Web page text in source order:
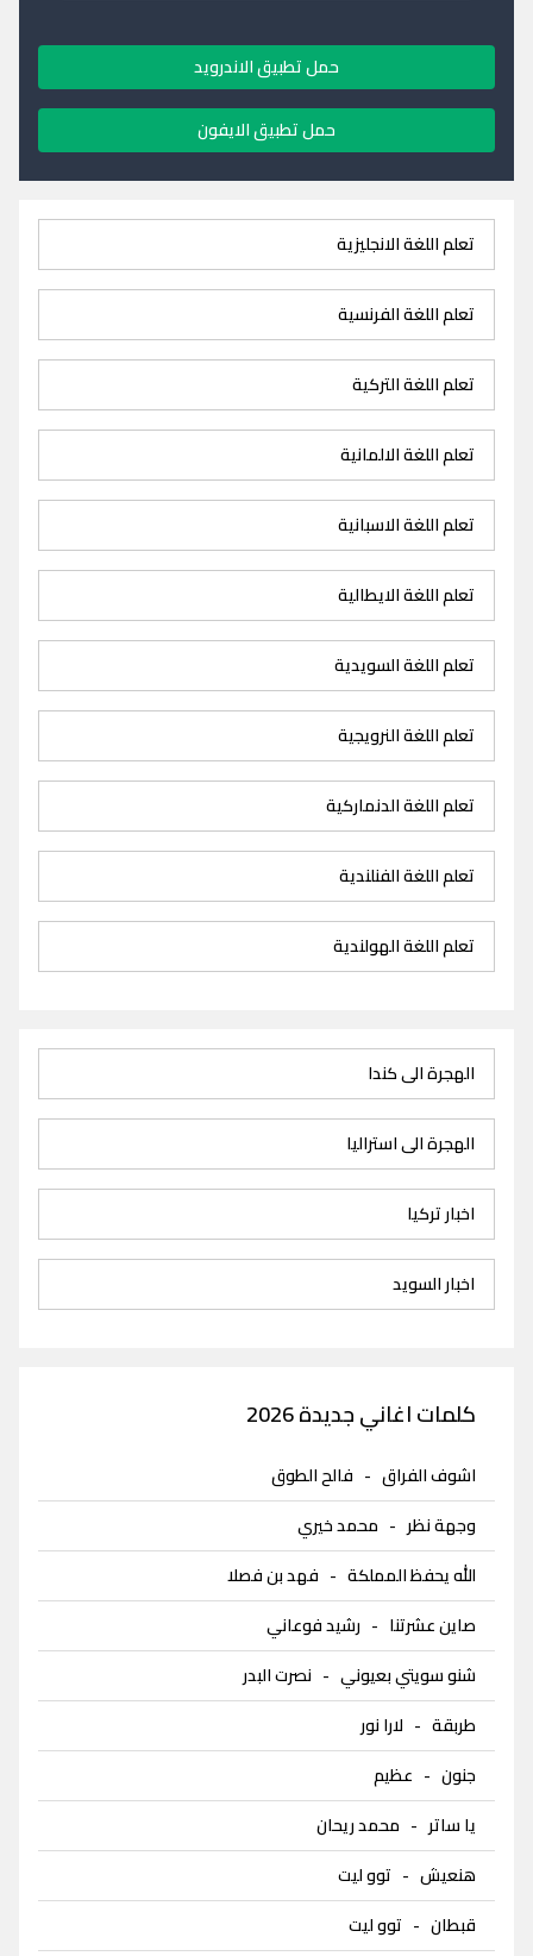
حمل تطبيق الاندرويد
حمل تطبيق الايفون
تعلم اللغة الانجليزية
تعلم اللغة الفرنسية
تعلم اللغة التركية
تعلم اللغة الالمانية
تعلم اللغة الاسبانية
تعلم اللغة الايطالية
تعلم اللغة السويدية
تعلم اللغة النرويجية
تعلم اللغة الدنماركية
تعلم اللغة الفنلندية
تعلم اللغة الهولندية
الهجرة الى كندا
الهجرة الى استراليا
اخبار تركيا
اخبار السويد
كلمات اغاني جديدة 2026
اشوف الفراق - فالح الطوق
وجهة نظر - محمد خيري
الله يحفظ المملكة - فهد بن فصلا
صاين عشرتنا - رشيد فوعاني
شنو سويتي بعيوني - نصرت البدر
طربقة - لارا نور
جنون - عظيم
يا ساتر - محمد ريحان
هنعيش - توو ليت
قبطان - توو ليت